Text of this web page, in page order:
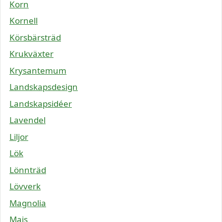
Korn
Kornell
Körsbärsträd
Krukväxter
Krysantemum
Landskapsdesign
Landskapsidéer
Lavendel
Liljor
Lök
Lönnträd
Lövverk
Magnolia
Majs